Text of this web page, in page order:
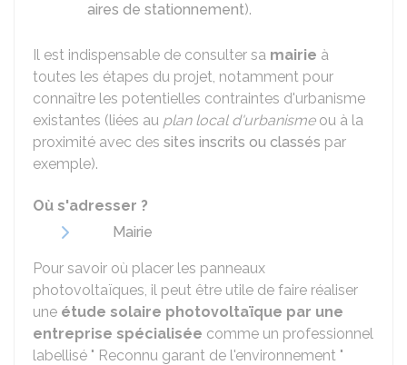
aires de stationnement).
Il est indispensable de consulter sa mairie à
toutes les étapes du projet, notamment pour
connaître les potentielles contraintes d'urbanisme
existantes (liées au plan local d'urbanismeou à la
proximité avec des sites inscrits ou classés par
exemple).
Où s'adresser ?
Mairie
Pour savoir où placer les panneaux
photovoltaïques, il peut être utile de faire réaliser
une étude solaire photovoltaïque par une
entreprise spécialisée comme un professionnel
labellisé " Reconnu garant de l'environnement "